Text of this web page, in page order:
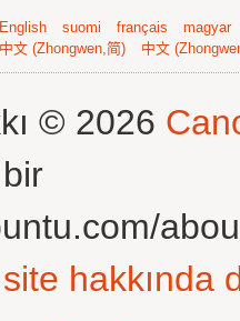
English suomi français
magyar
中文 (Zhongwen,简) 中文
© 2026
hakkında